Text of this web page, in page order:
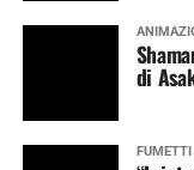
di
FUMETTI